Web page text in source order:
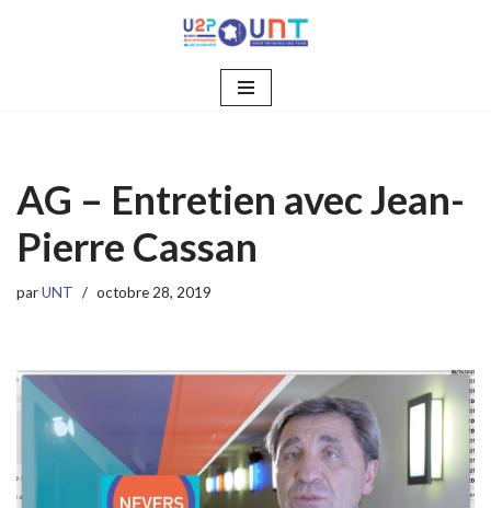
AG – Entretien avec Jean-
Pierre Cassan
parUNT octobre 28, 2019